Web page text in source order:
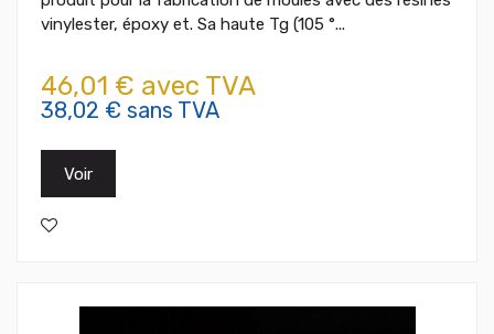
vinylester, époxy et. Sa haute Tg (105 °...
46,01 € avec TVA
38,02 € sans TVA
Voir